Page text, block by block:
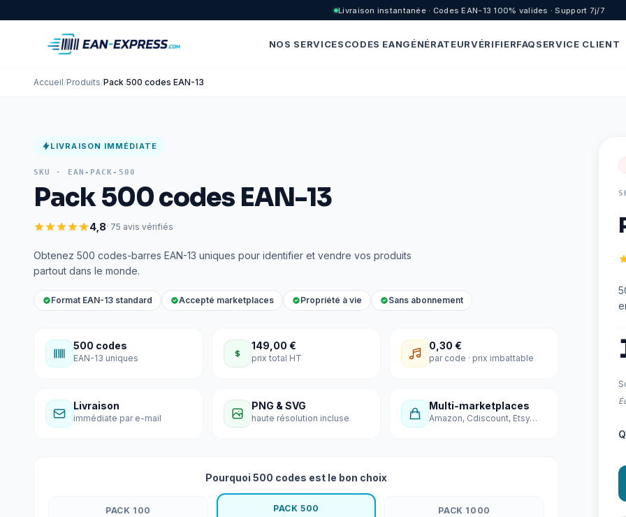
Livraison instantanée · Codes EAN-13 100% valides · Support 7j/7
NOS SERVICESCODES EANGÉNÉRATEURVÉRIFIERFAQSERVICE CLIENT
Accueil/Produits/Pack 500 codes EAN-13
LIVRAISON IMMÉDIATE
SKU · EAN-PACK-500
Pack 500 codes EAN-13
4,8· 75 avis vérifiés
Obtenez 500 codes-barres EAN-13 uniques pour identifier et vendre vos produits
partout dans le monde.
Format EAN-13 standard Accepté marketplaces Propriété à vie Sans abonnement
500 codes
EAN-13 uniques
149,00 €
prix total HT
0,30 €
par code · prix imbattable
Livraison
immédiate par e-mail
PNG & SVG
haute résolution incluse
Multi-marketplaces
Amazon, Cdiscount, Etsy…
Pourquoi 500 codes est le bon choix
PACK 100 PACK 500 PACK 1000